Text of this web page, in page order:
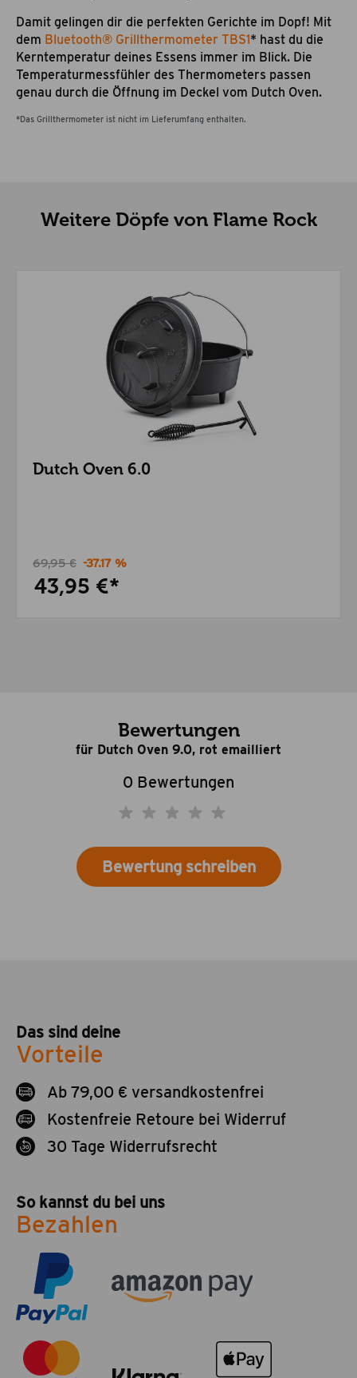
Damit gelingen dir die perfekten Gerichte im Dopf! Mit
dem Bluetooth® Grillthermometer TBS1* hast du die
Kerntemperatur deines Essens immer im Blick. Die
Temperaturmessfühler des Thermometers passen
genau durch die Öffnung im Deckel vom Dutch Oven.
*Das Grillthermometer ist nicht im Lieferumfang enthalten.
Weitere Döpfe von Flame Rock
Dutch Oven 6.0
43,95 €*
69,95 € -37.17 %
Bewertungen
für Dutch Oven 9.0, rot emailliert
0 Bewertungen
Bewertung schreiben
Das sind deine
Vorteile
Ab 79,00 € versandkostenfrei
Kostenfreie Retoure bei Widerruf
30 Tage Widerrufsrecht
So kannst du bei uns
Bezahlen